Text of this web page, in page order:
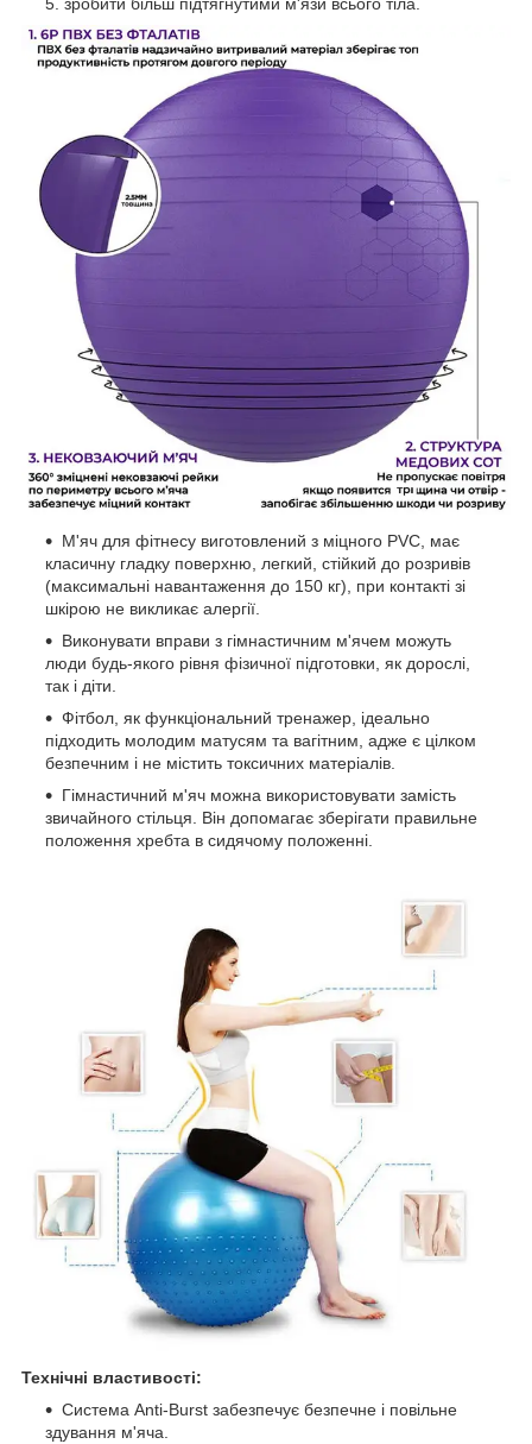
М'яч для фітнесу виготовлений з міцного PVC, має
класичну гладку поверхню, легкий, стійкий до розривів
(максимальні навантаження до 150 кг), при контакті зі
шкірою не викликає алергії.
Виконувати вправи з гімнастичним м'ячем можуть
люди будь-якого рівня фізичної підготовки, як дорослі,
так і діти.
Фітбол, як функціональний тренажер, ідеально
підходить молодим матусям та вагітним, адже є цілком
безпечним і не містить токсичних матеріалів.
Гімнастичний м'яч можна використовувати замість
звичайного стільця. Він допомагає зберігати правильне
положення хребта в сидячому положенні.
Технічні властивості:
Система Anti-Burst забезпечує безпечне і повільне
здування м'яча.